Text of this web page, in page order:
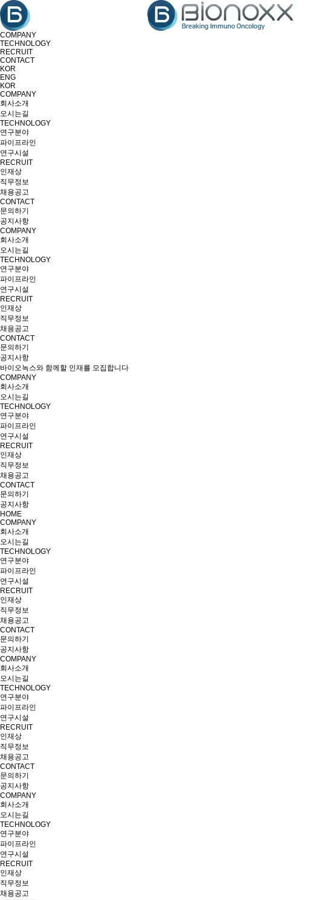
COMPANY
TECHNOLOGY
RECRUIT
CONTACT
KOR
ENG
KOR
COMPANY
회사소개
오시는길
TECHNOLOGY
연구분야
파이프라인
연구시설
RECRUIT
인재상
직무정보
채용공고
CONTACT
문의하기
공지사항
COMPANY
회사소개
오시는길
TECHNOLOGY
연구분야
파이프라인
연구시설
RECRUIT
인재상
직무정보
채용공고
CONTACT
문의하기
공지사항
바이오녹스와 함께할 인재를 모집합니다
COMPANY
회사소개
오시는길
TECHNOLOGY
연구분야
파이프라인
연구시설
RECRUIT
인재상
직무정보
채용공고
CONTACT
문의하기
공지사항
HOME
COMPANY
회사소개
오시는길
TECHNOLOGY
연구분야
파이프라인
연구시설
RECRUIT
인재상
직무정보
채용공고
CONTACT
문의하기
공지사항
COMPANY
회사소개
오시는길
TECHNOLOGY
연구분야
파이프라인
연구시설
RECRUIT
인재상
직무정보
채용공고
CONTACT
문의하기
공지사항
COMPANY
회사소개
오시는길
TECHNOLOGY
연구분야
파이프라인
연구시설
RECRUIT
인재상
직무정보
채용공고